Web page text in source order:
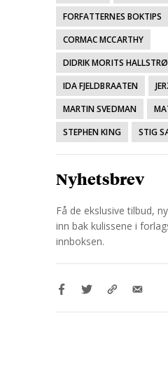
FORFATTERNES BOKTIPS
CORMAC MCCARTHY
DIDRIK MORITS
IDA FJELDBRAATEN
MARTIN SVEDMAN
STEPHEN KING
STIG
Nyhetsbrev
Få de ekslusive tilbud,
inn bak kulissene i
innboksen.